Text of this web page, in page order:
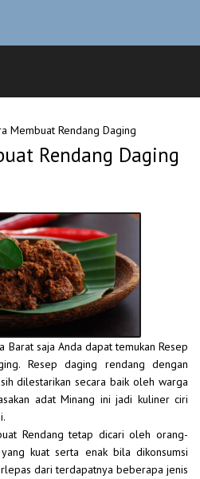
Membuat Rendang Daging
Rendang Daging
Barat saja Anda dapat temukan Resep
Resep daging rendang dengan
dilestarikan secara baik oleh warga
adat Minang ini jadi kuliner ciri
Rendang tetap dicari oleh orang-
kuat serta enak bila dikonsumsi
dari terdapatnya beberapa jenis